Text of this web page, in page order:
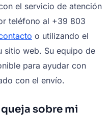
el servicio de atención
teléfono al +39 803
o utilizando el
sitio web. Su equipo de
para ayudar con
con el envío.
sobre mi